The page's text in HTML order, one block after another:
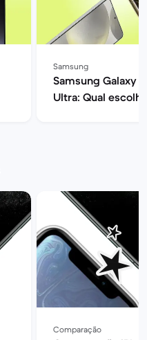
Samsung
Samsung Galaxy
Ultra: Qual
Comparação